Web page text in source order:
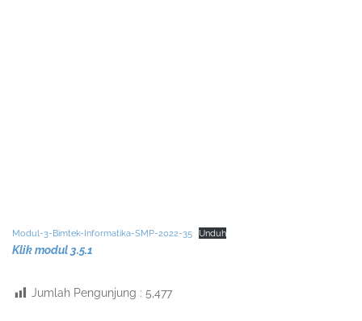
Modul-3-Bimtek-Informatika-SMP-2022-35 Unduh
Klik modul 3.5.1
Jumlah Pengunjung : 5,477